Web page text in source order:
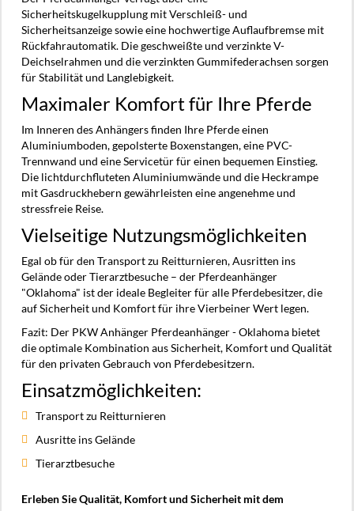
Sicherheitskugelkupplung mit Verschleiß- und
Sicherheitsanzeige sowie eine hochwertige Auflaufbremse mit
Rückfahrautomatik. Die geschweißte und verzinkte V-
Deichselrahmen und die verzinkten Gummifederachsen sorgen
für Stabilität und Langlebigkeit.
Maximaler Komfort für Ihre Pferde
Im Inneren des Anhängers finden Ihre Pferde einen
Aluminiumboden, gepolsterte Boxenstangen, eine PVC-
Trennwand und eine Servicetür für einen bequemen Einstieg.
Die lichtdurchfluteten Aluminiumwände und die Heckrampe
mit Gasdruckhebern gewährleisten eine angenehme und
stressfreie Reise.
Vielseitige Nutzungsmöglichkeiten
Egal ob für den Transport zu Reitturnieren, Ausritten ins
Gelände oder Tierarztbesuche – der Pferdeanhänger
"Oklahoma" ist der ideale Begleiter für alle Pferdebesitzer, die
auf Sicherheit und Komfort für ihre Vierbeiner Wert legen.
Fazit: Der PKW Anhänger Pferdeanhänger - Oklahoma bietet
die optimale Kombination aus Sicherheit, Komfort und Qualität
für den privaten Gebrauch von Pferdebesitzern.
Einsatzmöglichkeiten:
Transport zu Reitturnieren
Ausritte ins Gelände
Tierarztbesuche
Erleben Sie Qualität, Komfort und Sicherheit mit dem